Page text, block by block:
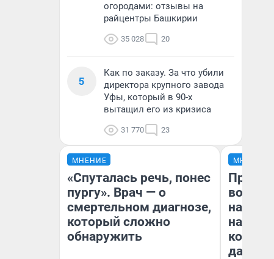
огородами: отзывы на
райцентры Башкирии
35 028 20
5
Как по заказу. За что убили
директора крупного завода
Уфы, который в 90-х
вытащил его из кризиса
31 770 23
МНЕНИЕ
«Спуталась речь, понес
пургу». Врач — о
смертельном диагнозе,
который сложно
обнаружить
МНЕНИЕ
нам
даже